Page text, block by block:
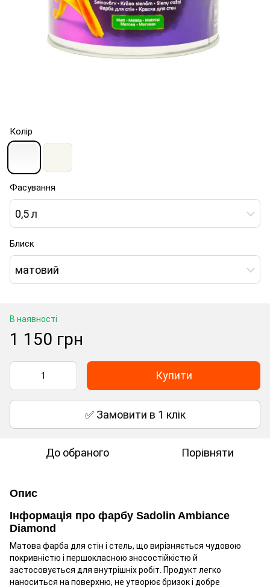
Колір
Фасування
0,5 л
Блиск
матовий
В наявності
1 150 грн
Купити
✅ Замовити в 1 клік
До обраного Порівняти
Опис
Інформація про фарбу Sadolin Ambiance
Diamond
Матова фарба для стін і стель, що вирізняється чудовою
покривністю і першокласною зносостійкістю й
застосовується для внутрішніх робіт. Продукт легко
наноситься на поверхню, не утворює бризок і добре